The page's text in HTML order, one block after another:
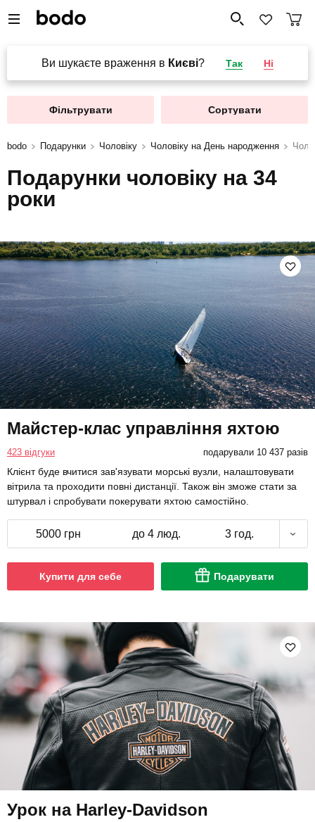
Ви шукаєте враження в Києві? Так Ні
Фільтрувати Сортувати
bodo Подарунки Чоловіку Чоловіку на День народження
Подарунки чоловіку на 34
роки
Майстер-клас управління яхтою
423 відгуки подарували 10 437 разів
Клієнт буде вчитися зав'язувати морські вузли, налаштовувати
вітрила та проходити повні дистанції. Також він зможе стати за
штурвал і спробувати покерувати яхтою самостійно.
5000 грн до 4 люд. 3 год.
Купити для себе Подарувати
Урок на Harley-Davidson